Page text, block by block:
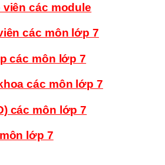
các module
các môn lớp 7
các môn lớp 7
các môn lớp 7
các môn lớp 7
lớp 7